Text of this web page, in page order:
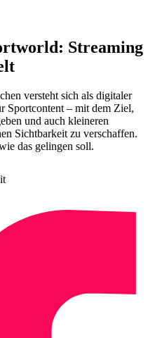
Streaming
versteht sich als digitaler
Sportcontent – mit dem Ziel,
und auch kleineren
Sichtbarkeit zu verschaffen.
das gelingen soll.